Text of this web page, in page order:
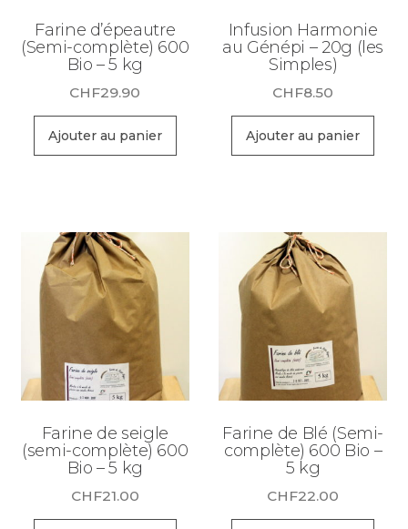
Farine d’épeautre
(Semi-complète) 600
Bio – 5 kg
CHF29.90
Ajouter au panier
Infusion Harmonie
au Génépi – 20g (les
Simples)
CHF8.50
Ajouter au panier
Farine de seigle
(semi-complète) 600
Bio – 5 kg
CHF21.00
Farine de Blé (Semi-
complète) 600 Bio –
5 kg
CHF22.00